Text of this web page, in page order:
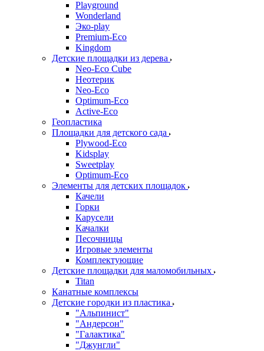
Playground
Wonderland
Эко-play
Premium-Eco
Kingdom
Детские площадки из дерева
Neo-Eco Cube
Неотерик
Neo-Eco
Оptimum-Еco
Active-Eco
Геопластика
Площадки для детского сада
Plywood-Eco
Kidsplay
Sweetplay
Оptimum-Еco
Элементы для детских площадок
Качели
Горки
Карусели
Качалки
Песочницы
Игровые элементы
Комплектующие
Детские площадки для маломобильных
Titan
Канатные комплексы
Детские городки из пластика
"Альпинист"
"Андерсон"
"Галактика"
"Джунгли"